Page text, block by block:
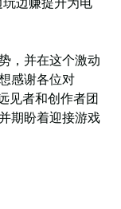
，并在这个激动
感谢各位对
见者和创作者团
期盼着迎接游戏